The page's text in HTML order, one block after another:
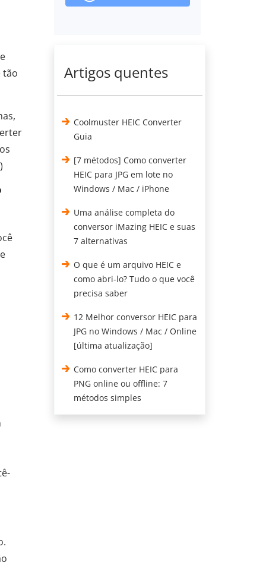
tão
Artigos quentes
Coolmuster HEIC Converter
Guia
[7 métodos] Como converter
HEIC para JPG em lote no
Windows / Mac / iPhone
Uma análise completa do
conversor iMazing HEIC e suas
7 alternativas
O que é um arquivo HEIC e
como abri-lo? Tudo o que você
precisa saber
12 Melhor conversor HEIC para
JPG no Windows / Mac / Online
[última atualização]
Como converter HEIC para
PNG online ou offline: 7
métodos simples